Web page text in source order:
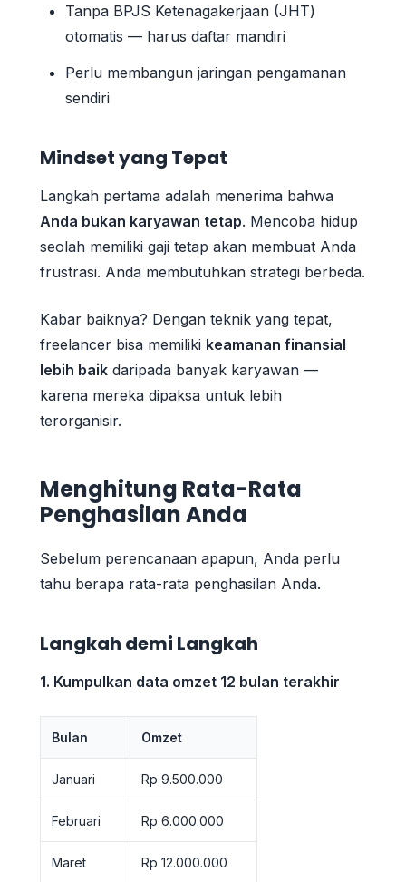
Tanpa BPJS Ketenagakerjaan (JHT)
otomatis — harus daftar mandiri
Perlu membangun jaringan pengamanan
sendiri
Mindset yang Tepat
Langkah pertama adalah menerima bahwa
Anda bukan karyawan tetap. Mencoba hidup
seolah memiliki gaji tetap akan membuat Anda
frustrasi. Anda membutuhkan strategi berbeda.
Kabar baiknya? Dengan teknik yang tepat,
freelancer bisa memiliki keamanan finansial
lebih baik daripada banyak karyawan —
karena mereka dipaksa untuk lebih
terorganisir.
Menghitung Rata-Rata
Penghasilan Anda
Sebelum perencanaan apapun, Anda perlu
tahu berapa rata-rata penghasilan Anda.
Langkah demi Langkah
1. Kumpulkan data omzet 12 bulan terakhir
Bulan Omzet
Januari Rp 9.500.000
Februari Rp 6.000.000
Maret Rp 12.000.000